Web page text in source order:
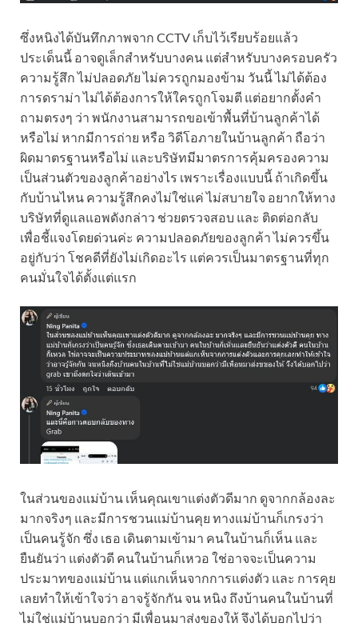
ซึ่งหนิงได้บันทึกภาพจาก CCTV เก็บไว้เรียบร้อยแล้ว
ประเด็นนี้ อาจดูเล็กสำหรับบางคน แต่สำหรับบางครอบครัว
ความรู้สึก ไม่ปลอดภัย ไม่ควรถูกมองข้าม วันนี้ ไม่ได้ต้อง
การดราม่า ไม่ได้ต้องการให้ใครถูกโจมตี แต่อยากตั้งคำ
ถามตรงๆ ว่า พนักงานสามารถขอเข้าพื้นที่บ้านลูกค้าได้
หรือไม่ หากมีการถ่าย หรือ วิดีโอภายในบ้านลูกค้า ถือว่า
ผิดมาตรฐานหรือไม่ และบริษัทมีมาตรการคุ้มครองความ
เป็นส่วนตัวของลูกค้าอย่างไร เพราะเรื่องแบบนี้ ถ้าเกิดขึ้น
กับบ้านไหน ความรู้สึกคงไม่ใช่แค่ ไม่สบายใจ อยากให้ทาง
บริษัทที่ดูแลแอพดังกล่าว ช่วยตรวจสอบ และ ติดต่อกลับ
เพื่อชี้แจงโดยด่วนค่ะ ความปลอดภัยของลูกค้า ไม่ควรขึ้น
อยู่กับว่า โชคดีที่ยังไม่เกิดอะไร แต่ควรเป็นมาตรฐานที่ทุก
คนมั่นใจได้ตั้งแต่แรก
ในส่วนของแม่บ้าน เห็นคุณเขาแต่งตัวดีมาก ดูจากกล้องละ
มากจริงๆ และมีการชวนแม่บ้านคุย ทางแม่บ้านก็เกรงว่า
เป็นคนรู้จัก ซึ่ง เธอ เดินตามเข้ามา คนในบ้านก็เห็น และ
ยืนยันว่า แต่งตัวดี คนในบ้านก็เหวอ ใช่อาจจะเป็นความ
ประมาทของแม่บ้าน แต่แกเห็นจากการแต่งตัว และ การคุย
เลยทำให้เข้าใจว่า อาจรู้จักกัน จน หนิง ถึงบ้านคนในบ้านที่
ไม่ใช่แม่บ้านบอกว่า มีเพื่อนมาส่งของให้ จึงได้บอกไปว่า